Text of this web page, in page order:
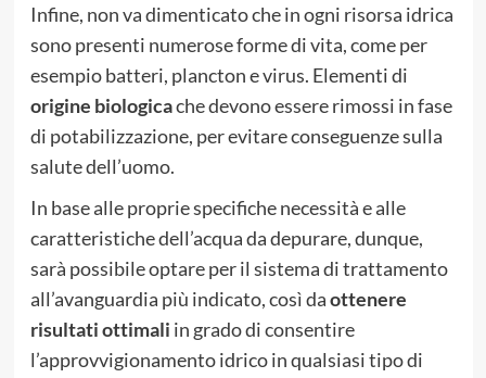
Infine, non va dimenticato che in ogni risorsa idrica
sono presenti numerose forme di vita, come per
esempio batteri, plancton e virus. Elementi di
origine biologicache devono essere rimossi in fase
di potabilizzazione, per evitare conseguenze sulla
salute dell’uomo.
In base alle proprie specifiche necessità e alle
caratteristiche dell’acqua da depurare, dunque,
sarà possibile optare per il sistema di trattamento
all’avanguardia più indicato, così daottenere
risultati ottimali in grado di consentire
l’approvvigionamento idrico in qualsiasi tipo di